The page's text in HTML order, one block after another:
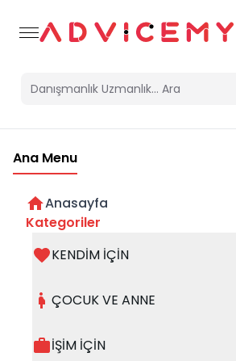
Ana Menu
Anasayfa
Kategoriler
KENDİM İÇİN
ÇOCUK VE ANNE
İŞİM İÇİN
halinde whatsapp